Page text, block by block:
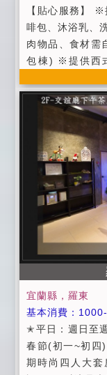
【貼心服務】
啡包、沐浴乳、
肉物品、食材需
包棟) ※提供西
※提供脫水機、
五。 ●假日：週
曆春節期間，除
以後；退房時間
出示您的證件
請您將住宿費
(限平日使用)。
如需加人，請
●為保障入住房
※為符合環保及
牙膏...)請盡量
全面禁菸，若欲
環境，請勿攜帶
寧，請每位遊客
安寧。 ●個人貴
恕不負責，敬請
知，將可辦理退
住宿。
宜蘭縣，羅東
基本消費：
✭平日：週日至
春節(初一~初
期時尚四人大套